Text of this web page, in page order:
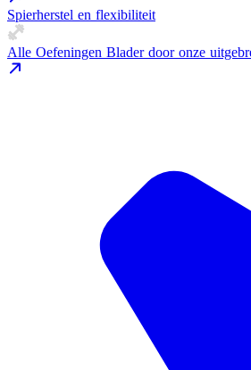
Spierherstel en flexibiliteit
Alle Oefeningen Blader door onze